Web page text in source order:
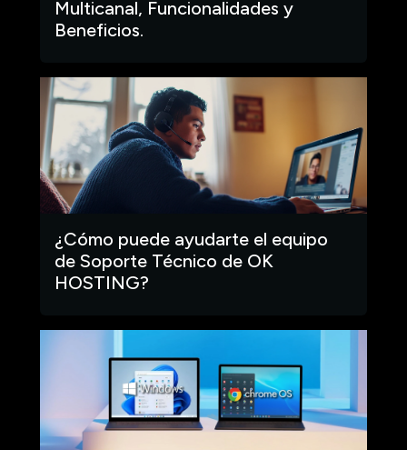
Multicanal, Funcionalidades y
Beneficios.
¿Cómo puede ayudarte el equipo
de Soporte Técnico de OK
HOSTING?